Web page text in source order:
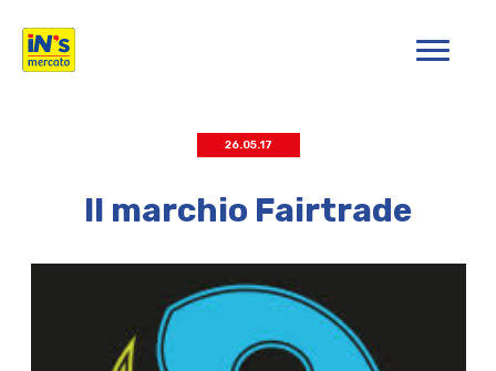
iN's Mercato
26.05.17
Il marchio Fairtrade